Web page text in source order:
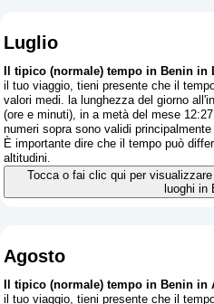
Luglio
Il tipico (normale) tempo in Benin in
il tuo viaggio, tieni presente che il
valori medi. la lunghezza del giorno
(ore e minuti), in a metà del mese
numeri sopra sono validi
È importante dire che il tempo può
altitudini.
Tocca o fai clic qui per
luoghi in
Agosto
Il tipico (normale) tempo in Benin in
il tuo viaggio, tieni presente che il